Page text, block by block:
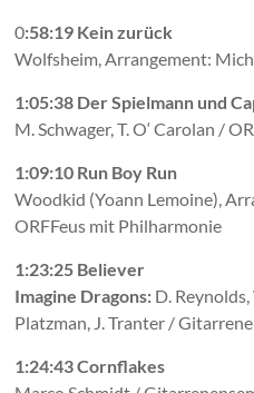
0:58:19 Kein zurück
Wolfsheim, Arrangement:
1:05:38 Der Spielmann und
M. Schwager, T. O‘ Carolan /
1:09:10 Run Boy Run
Woodkid (Yoann Lemoine),
ORFFeus mit Philharmonie
1:23:25 Believer
Imagine Dragons: D. Reynolds,
Platzman, J. Tranter /
1:24:43 Cornflakes